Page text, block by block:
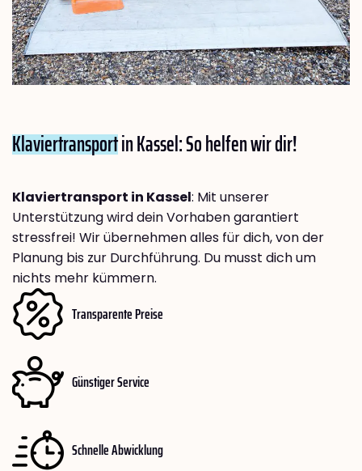
Klaviertransportin Kassel: So helfen wir dir!
Klaviertransport in Kassel: Mit unserer
Unterstützung wird dein Vorhaben garantiert
stressfrei! Wir übernehmen alles für dich, von der
Planung bis zur Durchführung. Du musst dich um
nichts mehr kümmern.
Transparente Preise
Günstiger Service
Schnelle Abwicklung